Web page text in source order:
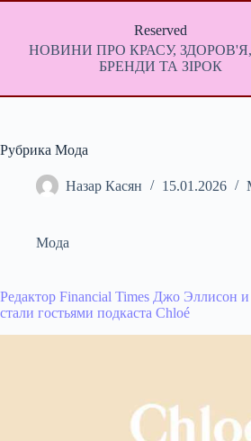
Перейти
Reserved
НОВИНИ ПРО КРАСУ,
БРЕНДИ ТА ЗІРОК
Рубрика Мода
Назар Касян 15.01.2026
Мода
Редактор Financial Times Джо Эллисон
стали гостьями подкаста Chloé